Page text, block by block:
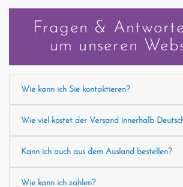
Fragen &
um unseren
Wie kann ich Sie kontaktieren?
Wie viel kostet der Versand innerhalb
Kann ich auch aus dem Ausland bestellen?
Wie kann ich zahlen?